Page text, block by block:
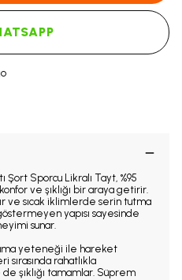
Şort Sporcu Likralı Tayt, %95
ve şıklığı bir araya getirir.
ve sıcak iklimlerde serin tutma
yapısı sayesinde
sunar.
yeteneği ile hareket
sırasında rahatlıkla
şıklığı tamamlar. Süprem